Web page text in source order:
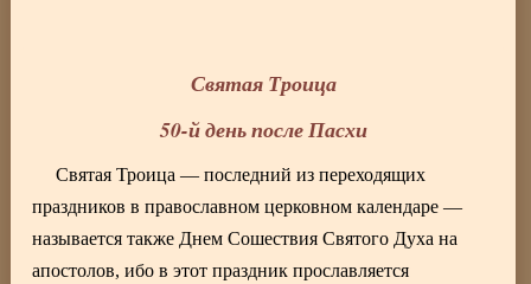
Святая Троица
50-й день после Пасхи
Святая Троица — последний из переходящих
праздников в православном церковном календаре —
называется также Днем Сошествия Святого Духа на
апостолов, ибо в этот праздник прославляется